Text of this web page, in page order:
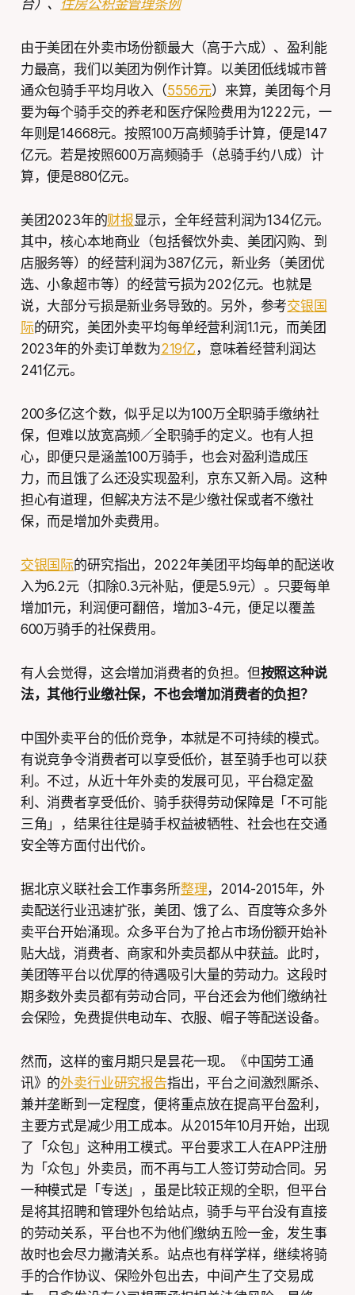
台）、 住房公积金管理条例
由于美团在外卖市场份额最大（高于六成）、盈利能
力最高，我们以美团为例作计算。以美团低线城市普
通众包骑手平均月收入（5556元）来算，美团每个月
要为每个骑手交的养老和医疗保险费用为1222元，一
年则是14668元。按照100万高频骑手计算，便是147
亿元。若是按照600万高频骑手（总骑手约八成）计
算，便是880亿元。
美团2023年的财报显示，全年经营利润为134亿元。
其中，核心本地商业（包括餐饮外卖、美团闪购、到
店服务等）的经营利润为387亿元，新业务（美团优
选、小象超市等）的经营亏损为202亿元。也就是
说，大部分亏损是新业务导致的。另外，参考交银国
际的研究，美团外卖平均每单经营利润1.1元，而美团
2023年的外卖订单数为219亿 ，意味着经营利润达
241亿元。
200多亿这个数，似乎足以为100万全职骑手缴纳社
保，但难以放宽高频／全职骑手的定义。也有人担
心，即便只是涵盖100万骑手，也会对盈利造成压
力，而且饿了么还没实现盈利，京东又新入局。这种
担心有道理，但解决方法不是少缴社保或者不缴社
保，而是增加外卖费用。
交银国际的研究指出，2022年美团平均每单的配送收
入为6.2元（扣除0.3元补贴，便是5.9元）。只要每单
增加1元，利润便可翻倍，增加3-4元，便足以覆盖
600万骑手的社保费用。
有人会觉得，这会增加消费者的负担。但按照这种说
法，其他行业缴社保，不也会增加消费者的负担？
中国外卖平台的低价竞争，本就是不可持续的模式。
有说竞争令消费者可以享受低价，甚至骑手也可以获
利。不过，从近十年外卖的发展可见，平台稳定盈
利、消费者享受低价、骑手获得劳动保障是「不可能
三角」，结果往往是骑手权益被牺牲、社会也在交通
安全等方面付出代价。
据北京义联社会工作事务所整理，2014-2015年，外
卖配送行业迅速扩张，美团、饿了么、百度等众多外
卖平台开始涌现。众多平台为了抢占市场份额开始补
贴大战，消费者、商家和外卖员都从中获益。此时，
美团等平台以优厚的待遇吸引大量的劳动力。这段时
期多数外卖员都有劳动合同，平台还会为他们缴纳社
会保险，免费提供电动车、衣服、帽子等配送设备。
然而，这样的蜜月期只是昙花一现。《中国劳工通
讯》的外卖行业研究报告指出，平台之间激烈厮杀、
兼并垄断到一定程度，便将重点放在提高平台盈利，
主要方式是减少用工成本。从2015年10月开始，出现
了「众包」这种用工模式。平台要求工人在APP注册
为「众包」外卖员，而不再与工人签订劳动合同。另
一种模式是「专送」，虽是比较正规的全职，但平台
是将其招聘和管理外包给站点，骑手与平台没有直接
的劳动关系，平台也不为他们缴纳五险一金，发生事
故时也会尽力撇清关系。站点也有样学样，继续将骑
手的合作协议、保险外包出去，中间产生了交易成